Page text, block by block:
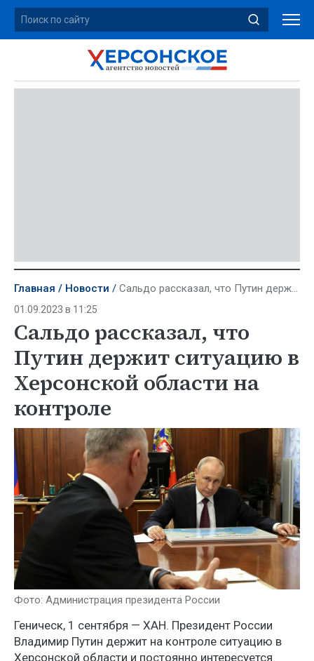
Главная Новости Сальдо рассказал, что Путин держит ситуацию в Херсонской области на контроле
01.09.2023 в 11:25
Сальдо рассказал, что
Путин держит ситуацию в
Херсонской области на
контроле
Фото: Администрация президента России
Геническ, 1 сентября — ХАН. Президент России
Владимир Путин держит на контроле ситуацию в
Херсонской области и постоянно интересуется